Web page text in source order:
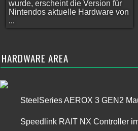
wurde, erscheint die Version für
Nintendos aktuelle Hardware von
...
HARDWARE AREA
SteelSeries AEROX 3 GEN2
Speedlink RAIT NX Controller